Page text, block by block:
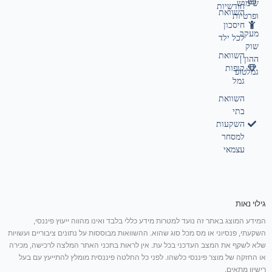
השוואת
חיסכון
לכל ילד
השוואת
קופות
גמל
השוואת
בתי
השקעות
למסחר
עצמאי
שימוש
ופרטיות
מעקב
שוק
ההון |
גמלטופ
חודשיות
גילוי נאות
המידע המוצג באתר זה נועד למטרות מידע כללי בלבד ואינו מהווה ייעוץ פיננסי,
השקעתי, פנסיוני או מס מכל סוג שהוא. ההשוואות מבוססות על נתונים ציבוריים ועשויות
שלא לשקף את המצב העדכני בכל עת. אין לראות בתכני האתר המלצה לרכישה, מכירה
או החזקה של מוצר פיננסי כלשהו. לפני כל החלטה פיננסית מומלץ להתייעץ עם בעל
רישיון מתאים.